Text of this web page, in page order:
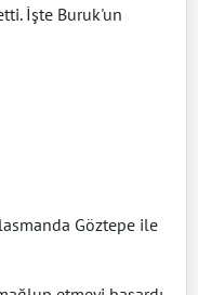
İşte Buruk'un
Göztepe ile